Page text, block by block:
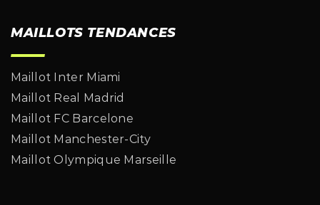
MAILLOTS TENDANCES
Maillot Inter Miami
Maillot Real Madrid
Maillot FC Barcelone
Maillot Manchester-City
Maillot Olympique Marseille